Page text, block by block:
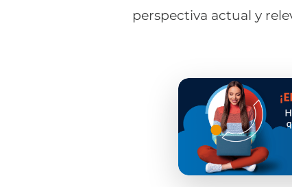
perspectiva actual y